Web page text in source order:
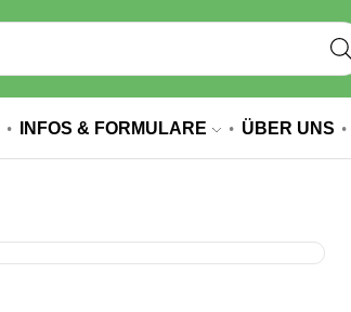
INFOS & FORMULARE ÜBER UNS